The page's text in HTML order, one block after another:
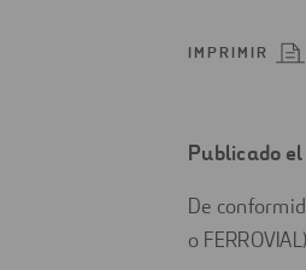
Ingeniería
IMPRIMIR
Publicado
De
o